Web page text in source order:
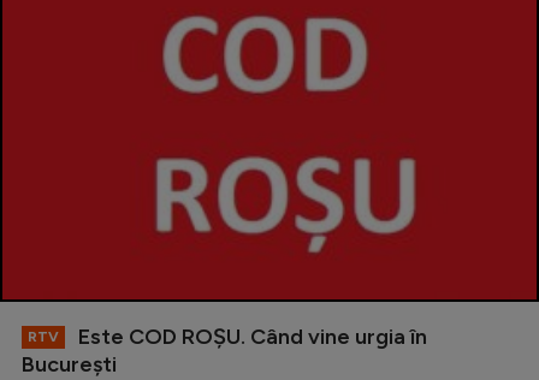
RTV
Este COD ROŞU. Când vine urgia în
Bucureşti